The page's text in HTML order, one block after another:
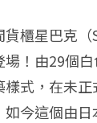
貨櫃星巴克
！由29個
式，在未
今這個由